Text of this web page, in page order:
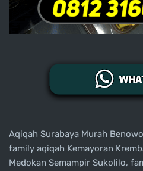
Aqiqah Surabaya Murah
family aqiqah Kemayoran
Medokan Semampir Sukolilo,